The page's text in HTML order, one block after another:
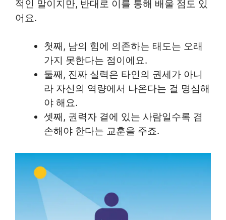
적인 말이지만, 반대로 이를 통해 배울 점도 있
어요.
첫째, 남의 힘에 의존하는 태도는 오래
가지 못한다는 점이에요.
둘째, 진짜 실력은 타인의 권세가 아니
라 자신의 역량에서 나온다는 걸 명심해
야 해요.
셋째, 권력자 곁에 있는 사람일수록 겸
손해야 한다는 교훈을 주죠.